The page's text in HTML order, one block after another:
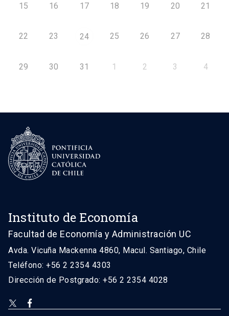
15 16 17 18 19 20 21
22 23 24 25 26 27 28
29 30 31 1 2 3 4
Instituto de Economía
Facultad de Economía y Administración UC
Avda. Vicuña Mackenna 4860, Macul. Santiago, Chile
Teléfono: +56 2 2354 4303
Dirección de Postgrado: +56 2 2354 4028